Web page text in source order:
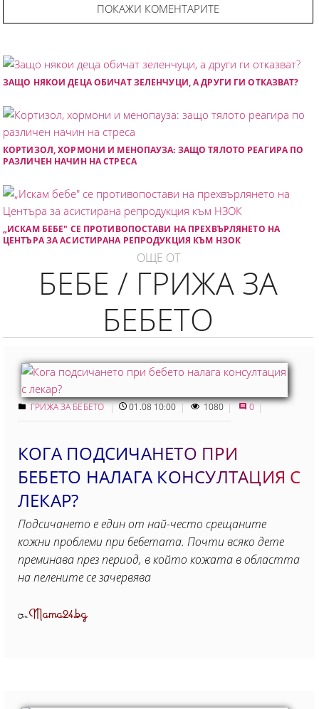
ПОКАЖИ КОМЕНТАРИТЕ
ЗАЩО НЯКОИ ДЕЦА ОБИЧАТ ЗЕЛЕНЧУЦИ, А ДРУГИ ГИ ОТКАЗВАТ?
КОРТИЗОЛ, ХОРМОНИ И МЕНОПАУЗА: ЗАЩО ТЯЛОТО РЕАГИРА ПО
РАЗЛИЧЕН НАЧИН НА СТРЕСА
„ИСКАМ БЕБЕ" СЕ ПРОТИВОПОСТАВИ НА ПРЕХВЪРЛЯНЕТО НА
ЦЕНТЪРА ЗА АСИСТИРАНА РЕПРОДУКЦИЯ КЪМ НЗОК
ОЩЕ ОТ
БЕБЕ / ГРИЖА ЗА
БЕБЕТО
ГРИЖА ЗА БЕБЕТО 01.08 10:00 1080 0
КОГА ПОДСИЧАНЕТО ПРИ
БЕБЕТО НАЛАГА КОНСУЛТАЦИЯ С
ЛЕКАР?
Подсичането е един от най-често срещаните
кожни проблеми при бебетата. Почти всяко дете
преминава през период, в който кожата в областта
на пелените се зачервява
ОтMama24.bg